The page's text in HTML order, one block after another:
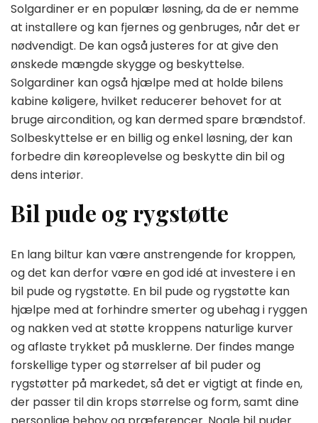
Solgardiner er en populær løsning, da de er nemme
at installere og kan fjernes og genbruges, når det er
nødvendigt. De kan også justeres for at give den
ønskede mængde skygge og beskyttelse.
Solgardiner kan også hjælpe med at holde bilens
kabine køligere, hvilket reducerer behovet for at
bruge aircondition, og kan dermed spare brændstof.
Solbeskyttelse er en billig og enkel løsning, der kan
forbedre din køreoplevelse og beskytte din bil og
dens interiør.
Bil pude og rygstøtte
En lang biltur kan være anstrengende for kroppen,
og det kan derfor være en god idé at investere i en
bil pude og rygstøtte. En bil pude og rygstøtte kan
hjælpe med at forhindre smerter og ubehag i ryggen
og nakken ved at støtte kroppens naturlige kurver
og aflaste trykket på musklerne. Der findes mange
forskellige typer og størrelser af bil puder og
rygstøtter på markedet, så det er vigtigt at finde en,
der passer til din krops størrelse og form, samt dine